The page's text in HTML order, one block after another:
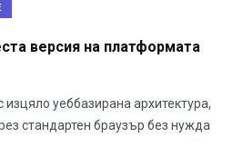
версия на платформата
уеббазирана архитектура,
стандартен браузър без нужда